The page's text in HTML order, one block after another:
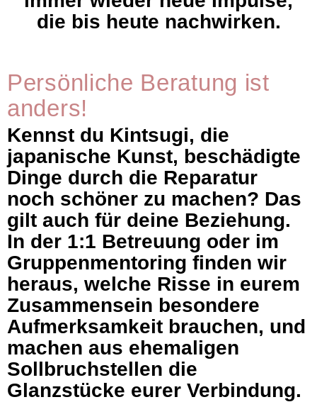
die bis heute nachwirken.
Persönliche Beratung ist
anders!
Kennst du Kintsugi, die
japanische Kunst, beschädigte
Dinge durch die Reparatur
noch schöner zu machen? Das
gilt auch für deine Beziehung.
In der 1:1 Betreuung oder im
Gruppenmentoring finden wir
heraus, welche Risse in eurem
Zusammensein besondere
Aufmerksamkeit brauchen, und
machen aus ehemaligen
Sollbruchstellen die
Glanzstücke eurer Verbindung.